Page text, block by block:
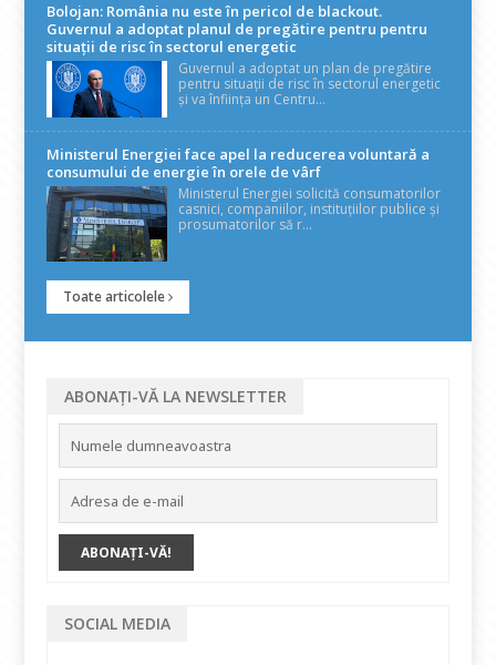
Bolojan: România nu este în pericol de blackout.
Guvernul a adoptat planul de pregătire pentru pentru
situații de risc în sectorul energetic
Guvernul a adoptat un plan de pregătire
pentru situații de risc în sectorul energetic
și va înființa un Centru...
Ministerul Energiei face apel la reducerea voluntară a
consumului de energie în orele de vârf
Ministerul Energiei solicită consumatorilor
casnici, companiilor, instituțiilor publice și
prosumatorilor să r...
Toate articolele
ABONAȚI-VĂ LA NEWSLETTER
SOCIAL MEDIA